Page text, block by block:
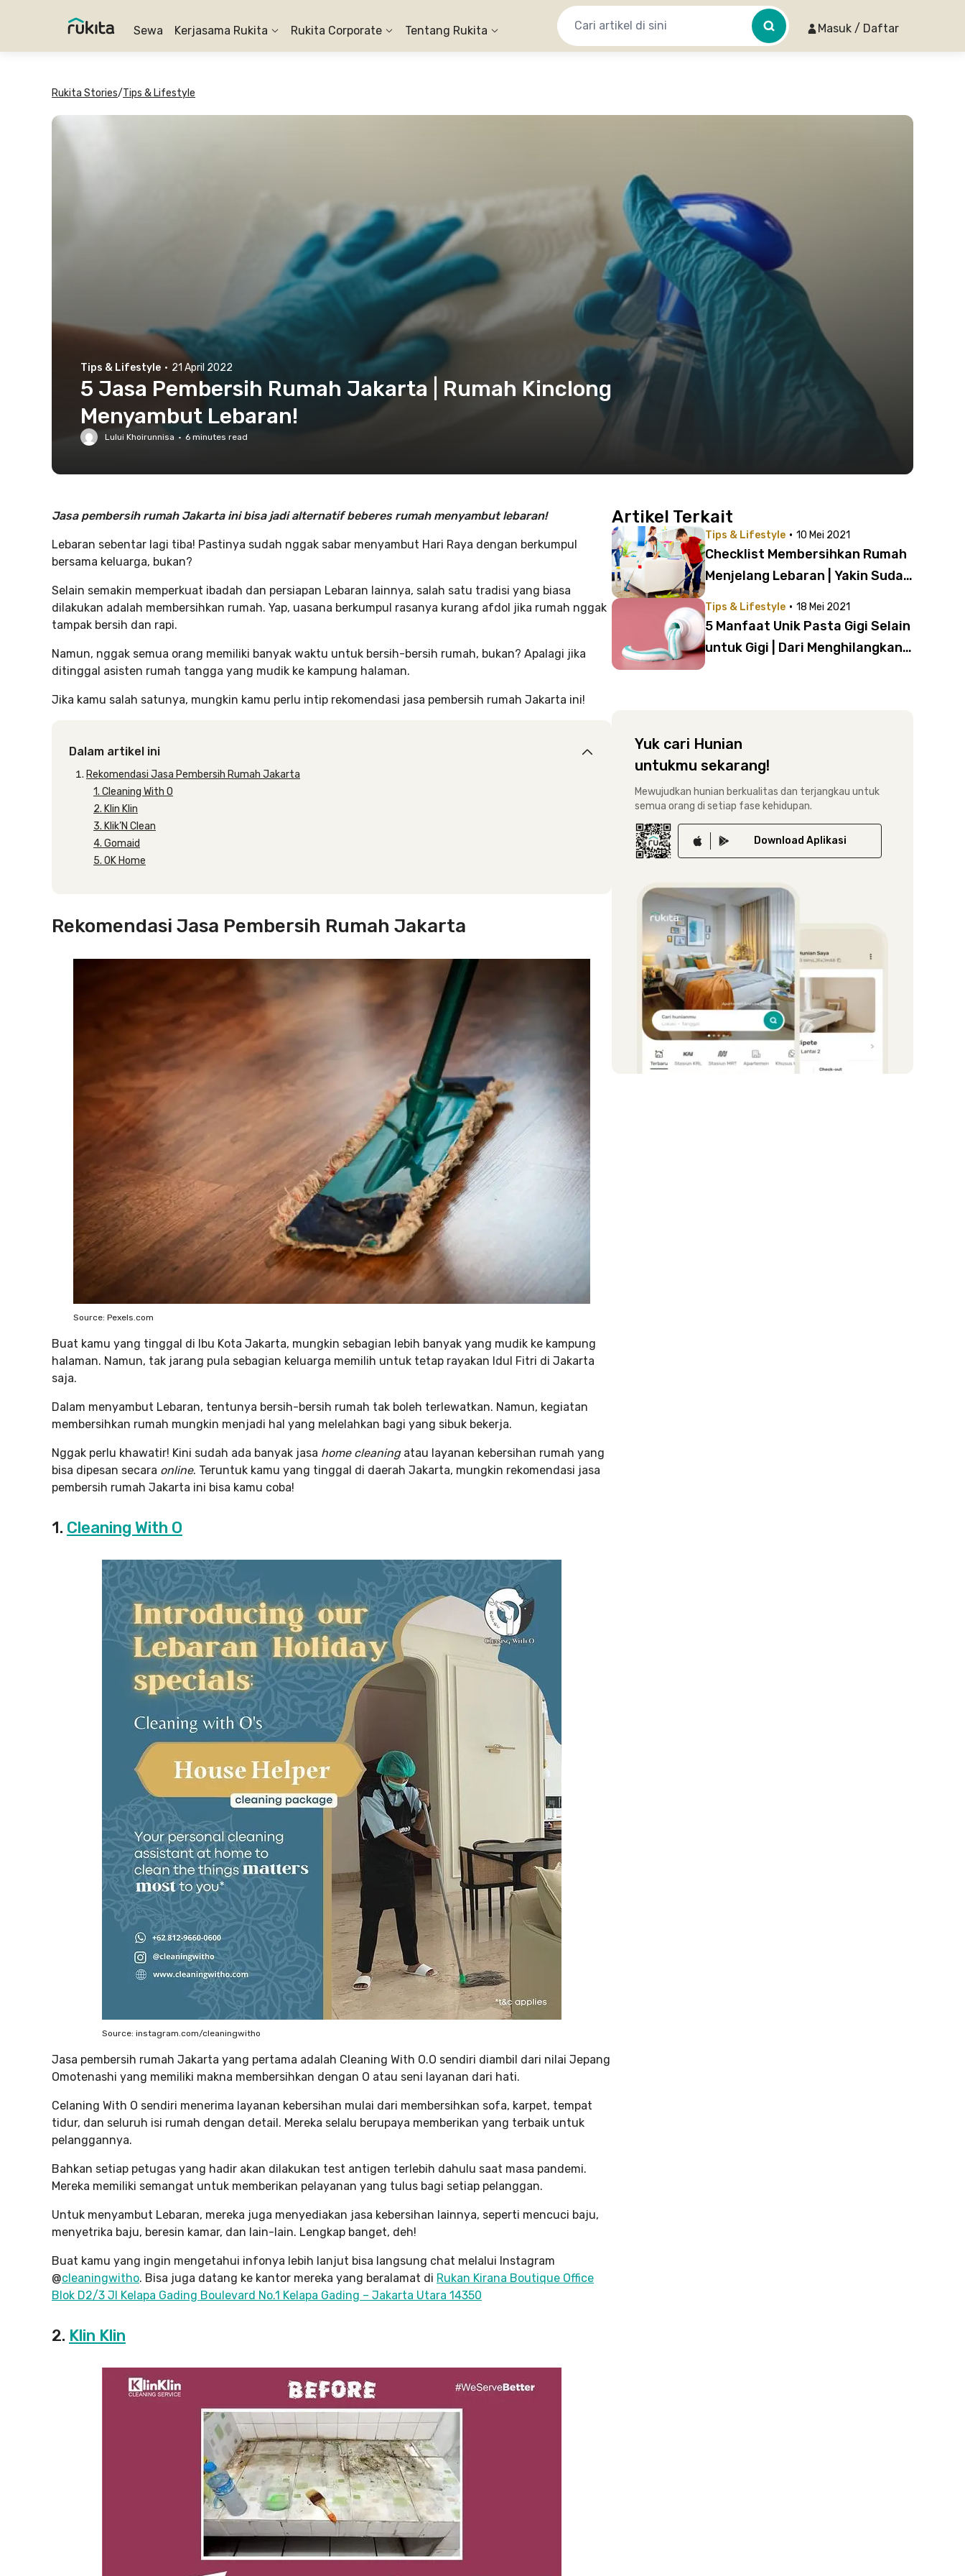
Sewa Kerjasama Rukita Rukita Corporate Tentang Rukita Masuk / Daftar
Rukita Stories/Tips & Lifestyle
Tips & Lifestyle · 21 April 2022
5 Jasa Pembersih Rumah Jakarta | Rumah Kinclong
Menyambut Lebaran!
Lului Khoirunnisa · 6 minutes read
Jasa pembersih rumah Jakarta ini bisa jadi alternatif beberes rumah menyambut lebaran!
Lebaran sebentar lagi tiba! Pastinya sudah nggak sabar menyambut Hari Raya dengan berkumpul
bersama keluarga, bukan?
Selain semakin memperkuat ibadah dan persiapan Lebaran lainnya, salah satu tradisi yang biasa
dilakukan adalah membersihkan rumah. Yap, uasana berkumpul rasanya kurang afdol jika rumah nggak
tampak bersih dan rapi.
Namun, nggak semua orang memiliki banyak waktu untuk bersih-bersih rumah, bukan? Apalagi jika
ditinggal asisten rumah tangga yang mudik ke kampung halaman.
Jika kamu salah satunya, mungkin kamu perlu intip rekomendasi jasa pembersih rumah Jakarta ini!
Dalam artikel ini
Rekomendasi Jasa Pembersih Rumah Jakarta
1. Cleaning With O
2. Klin Klin
3. Klik’N Clean
4. Gomaid
5. OK Home
Rekomendasi Jasa Pembersih Rumah Jakarta
Source: Pexels.com
Buat kamu yang tinggal di Ibu Kota Jakarta, mungkin sebagian lebih banyak yang mudik ke kampung
halaman. Namun, tak jarang pula sebagian keluarga memilih untuk tetap rayakan Idul Fitri di Jakarta
saja.
Dalam menyambut Lebaran, tentunya bersih-bersih rumah tak boleh terlewatkan. Namun, kegiatan
membersihkan rumah mungkin menjadi hal yang melelahkan bagi yang sibuk bekerja.
Nggak perlu khawatir! Kini sudah ada banyak jasa home cleaning atau layanan kebersihan rumah yang
bisa dipesan secara online. Teruntuk kamu yang tinggal di daerah Jakarta, mungkin rekomendasi jasa
pembersih rumah Jakarta ini bisa kamu coba!
1. Cleaning With O
Source: instagram.com/cleaningwitho
Jasa pembersih rumah Jakarta yang pertama adalah Cleaning With O.O sendiri diambil dari nilai Jepang
Omotenashi yang memiliki makna membersihkan dengan O atau seni layanan dari hati.
Celaning With O sendiri menerima layanan kebersihan mulai dari membersihkan sofa, karpet, tempat
tidur, dan seluruh isi rumah dengan detail. Mereka selalu berupaya memberikan yang terbaik untuk
pelanggannya.
Bahkan setiap petugas yang hadir akan dilakukan test antigen terlebih dahulu saat masa pandemi.
Mereka memiliki semangat untuk memberikan pelayanan yang tulus bagi setiap pelanggan.
Untuk menyambut Lebaran, mereka juga menyediakan jasa kebersihan lainnya, seperti mencuci baju,
menyetrika baju, beresin kamar, dan lain-lain. Lengkap banget, deh!
Buat kamu yang ingin mengetahui infonya lebih lanjut bisa langsung chat melalui Instagram
@cleaningwitho. Bisa juga datang ke kantor mereka yang beralamat di Rukan Kirana Boutique Office
Blok D2/3 Jl Kelapa Gading Boulevard No.1 Kelapa Gading – Jakarta Utara 14350
2. Klin Klin
Artikel Terkait
Tips & Lifestyle · 10 Mei 2021
Checklist Membersihkan Rumah
Menjelang Lebaran | Yakin Sudah
Tips & Lifestyle · 18 Mei 2021
5 Manfaat Unik Pasta Gigi Selain
untuk Gigi | Dari Menghilangkan
Yuk cari Hunian
untukmu sekarang!
Mewujudkan hunian berkualitas dan terjangkau untuk
semua orang di setiap fase kehidupan.
Download Aplikasi